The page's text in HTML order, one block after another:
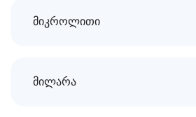
მიკროლითი
მილარა